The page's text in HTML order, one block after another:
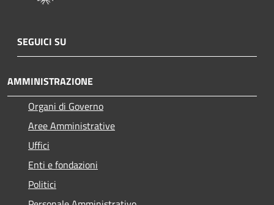
SEGUICI SU
AMMINISTRAZIONE
Organi di Governo
Aree Amministrative
Uffici
Enti e fondazioni
Politici